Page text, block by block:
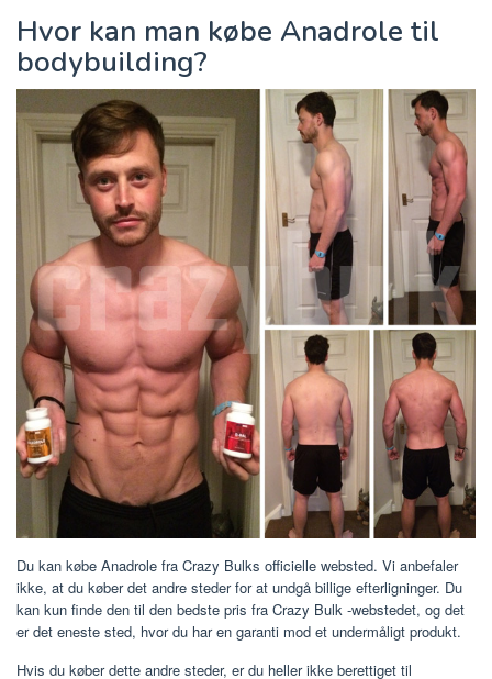
Hvor kan man købe Anadrole til
bodybuilding?
Du kan købe Anadrole fra Crazy Bulks officielle websted. Vi anbefaler
ikke, at du køber det andre steder for at undgå billige efterligninger. Du
kan kun finde den til den bedste pris fra Crazy Bulk -webstedet, og det
er det eneste sted, hvor du har en garanti mod et undermåligt produkt.
Hvis du køber dette andre steder, er du heller ikke berettiget til